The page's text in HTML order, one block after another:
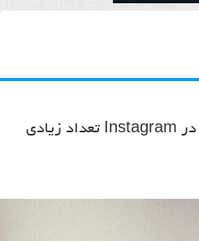
یک جوجه تیغی با نمک که در Instagram تعداد زیادی